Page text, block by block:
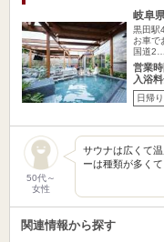
岐阜
黒田駅
お車
国道2…
営業
入浴
日帰り
50代～
女性
サウナは広くて
ーは種類が多く
関連情報から探す